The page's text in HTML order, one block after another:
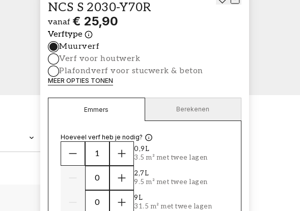
NCS S 2030-Y70R
vanaf € 25,90
Verftype
Muurverf
Verf voor houtwerk
Plafondverf voor stucwerk & beton
MEER OPTIES TONEN
Emmers Berekenen
Hoeveel verf heb je nodig?
0,9L
3.5 m² met twee lagen
2,7L
9.5 m² met twee lagen
9L
31.5 m² met twee lagen